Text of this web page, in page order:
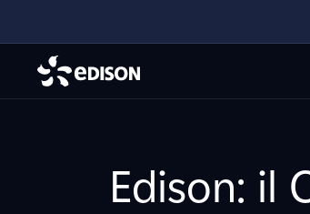
Edison: il